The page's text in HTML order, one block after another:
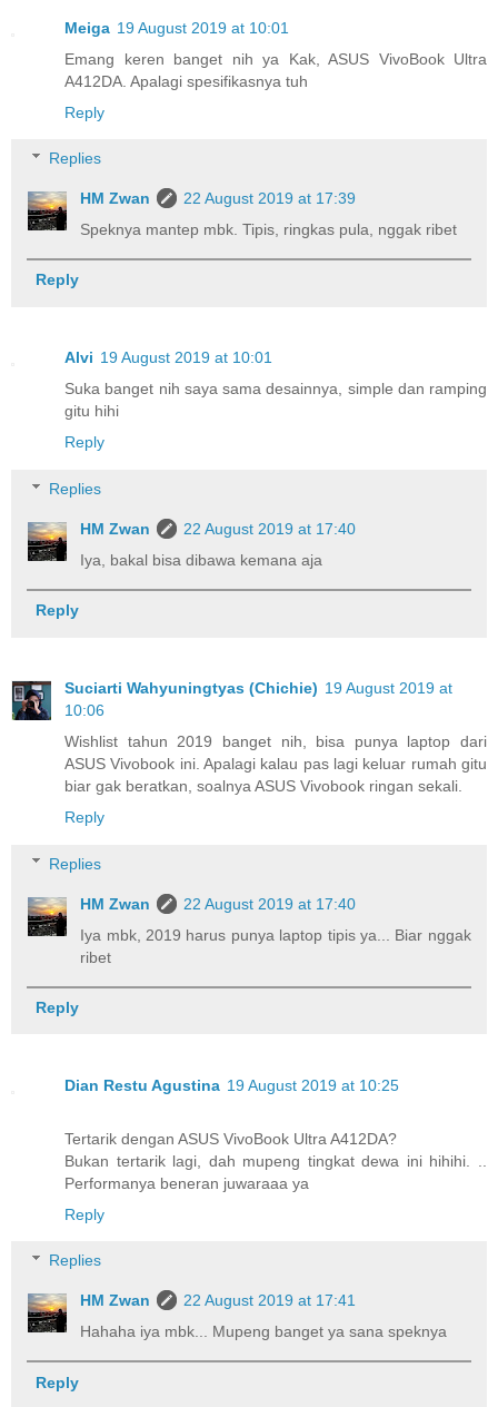
Meiga 19 August 2019 at 10:01
Emang keren banget nih ya Kak, ASUS VivoBook Ultra
A412DA. Apalagi spesifikasnya tuh
Reply
Replies
HM Zwan
22 August 2019 at 17:39
Speknya mantep mbk. Tipis, ringkas pula, nggak ribet
Reply
Alvi 19 August 2019 at 10:01
Suka banget nih saya sama desainnya, simple dan ramping
gitu hihi
Reply
Replies
HM Zwan
22 August 2019 at 17:40
Iya, bakal bisa dibawa kemana aja
Reply
Suciarti Wahyuningtyas (Chichie) 19 August 2019 at
10:06
Wishlist tahun 2019 banget nih, bisa punya laptop dari
ASUS Vivobook ini. Apalagi kalau pas lagi keluar rumah gitu
biar gak beratkan, soalnya ASUS Vivobook ringan sekali.
Reply
Replies
HM Zwan
22 August 2019 at 17:40
Iya mbk, 2019 harus punya laptop tipis ya... Biar nggak
ribet
Reply
Dian Restu Agustina 19 August 2019 at 10:25
Tertarik dengan ASUS VivoBook Ultra A412DA?
Bukan tertarik lagi, dah mupeng tingkat dewa ini hihihi. ..
Performanya beneran juwaraaa ya
Reply
Replies
HM Zwan
22 August 2019 at 17:41
Hahaha iya mbk... Mupeng banget ya sana speknya
Reply